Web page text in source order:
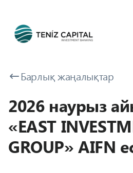
Барлық жаңалықтар
2026 наурыз
«EAST
GROUP» AIFN